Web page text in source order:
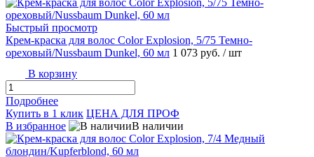
Быстрый просмотр
Крем-краска для волос Color Explosion, 5/75 Темно-
ореховый/Nussbaum Dunkel, 60 мл 1 073 руб. / шт
В корзину
Подробнее
Купить в 1 клик ЦЕНА ДЛЯ ПРОФ
В избранное
В наличии